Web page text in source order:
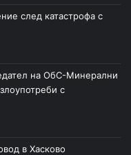
след катастрофа с
на ОбС-Минерални
с
в Хасково